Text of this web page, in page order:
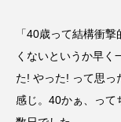
「40歳って結構衝
くないというか早く
た! やった! って思っ
感じ。40かぁ、って